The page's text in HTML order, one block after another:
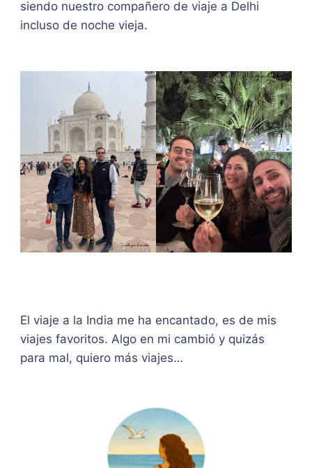
siendo nuestro compañero de viaje a Delhi
incluso de noche vieja.
El viaje a la India me ha encantado, es de mis
viajes favoritos. Algo en mi cambió y quizás
para mal, quiero más viajes…